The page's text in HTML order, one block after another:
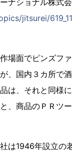
ナショナル株式
jitsurei/
場面でピンズフ
、国内３カ所で
は、それと同様
、商品のＰＲツ
は1946年設立の